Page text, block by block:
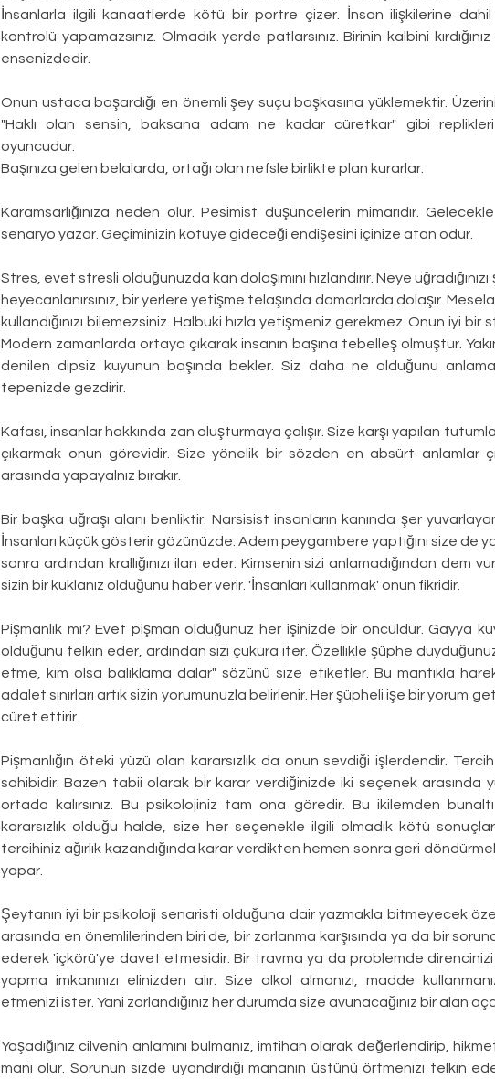
İnsanlarla ilgili kanaatlerde kötü bir portre çizer. İnsan ilişkilerine
kontrolü yapamazsınız. Olmadık yerde patlarsınız. Birinin kalbini
ensenizdedir.
Onun ustaca başardığı en önemli şey suçu başkasına yüklemektir.
"Haklı olan sensin, baksana adam ne kadar cüretkar" gibi
oyuncudur.
Başınıza gelen belalarda, ortağı olan nefsle birlikte plan kurarlar.
Karamsarlığınıza neden olur. Pesimist düşüncelerin mimarıdır. Gelecekle
senaryo yazar. Geçiminizin kötüye gideceği endişesini içinize atan odur.
Stres, evet stresli olduğunuzda kan dolaşımını hızlandırır. Neye uğradığınızı
heyecanlanırsınız, bir yerlere yetişme telaşında damarlarda dolaşır. Mesela
kullandığınızı bilemezsiniz. Halbuki hızla yetişmeniz gerekmez. Onun iyi bir
Modern zamanlarda ortaya çıkarak insanın başına tebelleş olmuştur.
denilen dipsiz kuyunun başında bekler. Siz daha ne olduğunu
tepenizde gezdirir.
Kafası, insanlar hakkında zan oluşturmaya çalışır. Size karşı yapılan
çıkarmak onun görevidir. Size yönelik bir sözden en absürt anlamlar
arasında yapayalnız bırakır.
Bir başka uğraşı alanı benliktir. Narsisist insanların kanında şer
İnsanları küçük gösterir gözünüzde. Adem peygambere yaptığını size de
sonra ardından krallığınızı ilan eder. Kimsenin sizi anlamadığından dem
sizin bir kuklanız olduğunu haber verir. 'İnsanları kullanmak' onun fikridir.
Pişmanlık mı? Evet pişman olduğunuz her işinizde bir öncüldür. Gayya
olduğunu telkin eder, ardından sizi çukura iter. Özellikle şüphe
etme, kim olsa balıklama dalar" sözünü size etiketler. Bu mantıkla
adalet sınırları artık sizin yorumunuzla belirlenir. Her şüpheli işe bir yorum
cüret ettirir.
Pişmanlığın öteki yüzü olan kararsızlık da onun sevdiği işlerdendir.
sahibidir. Bazen tabii olarak bir karar verdiğinizde iki seçenek arasında
ortada kalırsınız. Bu psikolojiniz tam ona göredir. Bu ikilemden bunaltı
kararsızlık olduğu halde, size her seçenekle ilgili olmadık kötü
tercihiniz ağırlık kazandığında karar verdikten hemen sonra geri
yapar.
Şeytanın iyi bir psikoloji senaristi olduğuna dair yazmakla bitmeyecek
arasında en önemlilerinden biri de, bir zorlanma karşısında ya da bir
ederek 'içkörü'ye davet etmesidir. Bir travma ya da problemde direncinizi
yapma imkanınızı elinizden alır. Size alkol almanızı, madde
etmenizi ister. Yani zorlandığınız her durumda size avunacağınız bir alan
Yaşadığınız cilvenin anlamını bulmanız, imtihan olarak değerlendirip,
mani olur. Sorunun sizde uyandırdığı mananın üstünü örtmenizi telkin